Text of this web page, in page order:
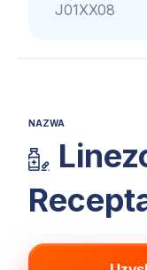
J01XX08
NAZWA